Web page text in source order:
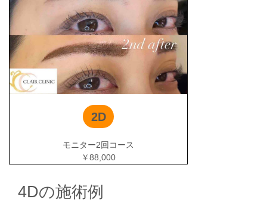
2D
モニター2回コース
￥88,000
4Dの施術例